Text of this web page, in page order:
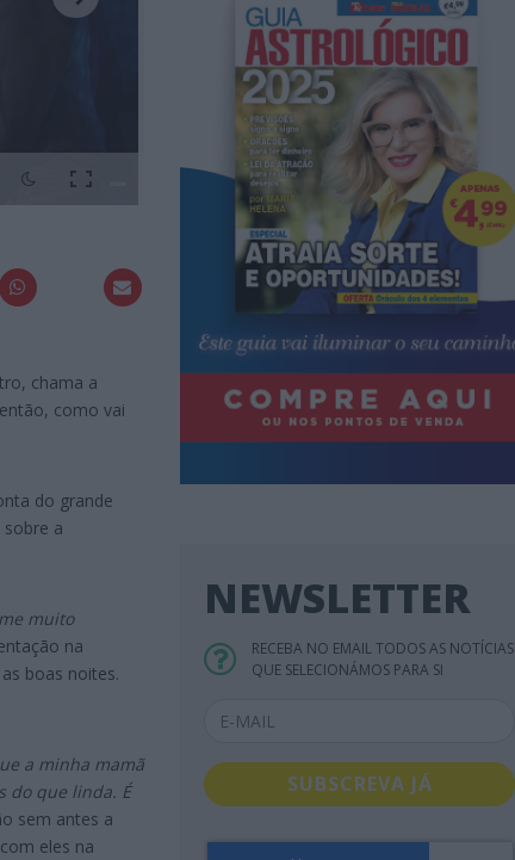
chama a
como vai
do grande
a
muito
na
boas noites.
a minha mamã
do que linda. É
sem antes a
eles na
NEWSLETTER
RECEBA NO EMAIL TODOS AS NOTÍCIAS
QUE SELECIONÁMOS PARA SI
SUBSCREVA JÁ